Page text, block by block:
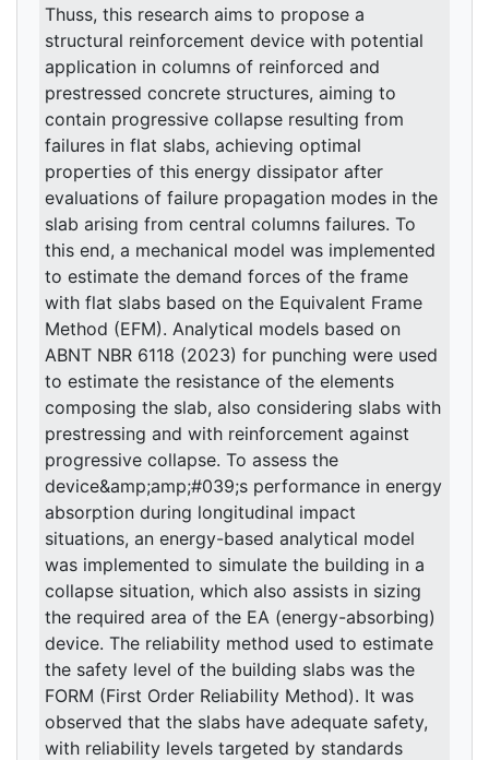
Thuss, this research aims to propose a
structural reinforcement device with potential
application in columns of reinforced and
prestressed concrete structures, aiming to
contain progressive collapse resulting from
failures in flat slabs, achieving optimal
properties of this energy dissipator after
evaluations of failure propagation modes in the
slab arising from central columns failures. To
this end, a mechanical model was implemented
to estimate the demand forces of the frame
with flat slabs based on the Equivalent Frame
Method (EFM). Analytical models based on
ABNT NBR 6118 (2023) for punching were used
to estimate the resistance of the elements
composing the slab, also considering slabs with
prestressing and with reinforcement against
progressive collapse. To assess the
device&amp;amp;#039;s performance in energy
absorption during longitudinal impact
situations, an energy-based analytical model
was implemented to simulate the building in a
collapse situation, which also assists in sizing
the required area of the EA (energy-absorbing)
device. The reliability method used to estimate
the safety level of the building slabs was the
FORM (First Order Reliability Method). It was
observed that the slabs have adequate safety,
with reliability levels targeted by standards